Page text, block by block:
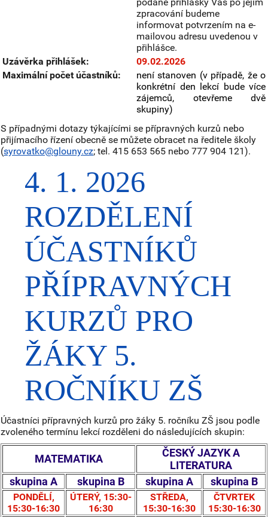
zpracování budeme
informovat potvrzením na e-
mailovou adresu uvedenou v
přihlášce.
Uzávěrka přihlášek:
09.02.2026
Maximální počet účastníků:
není stanoven (v případě, že o
konkrétní den lekcí bude více
zájemců, otevřeme dvě
skupiny)
S případnými dotazy týkajícími se přípravných kurzů nebo
přijímacího řízení obecně se můžete obracet na ředitele školy
(syrovatko@glouny.cz; tel. 415 653 565 nebo 777 904 121).
4. 1. 2026
ROZDĚLENÍ
ÚČASTNÍKŮ
PŘÍPRAVNÝCH
KURZŮ PRO
ŽÁKY 5.
ROČNÍKU ZŠ
Účastníci přípravných kurzů pro žáky 5. ročníku ZŠ jsou podle
zvoleného termínu lekcí rozděleni do následujících skupin:
MATEMATIKA
ČESKÝ JAZYK A
LITERATURA
skupina A
skupina B skupina A skupina B
PONDĚLÍ,
15:30-16:30
ÚTERÝ, 15:30-
16:30
STŘEDA,
15:30-16:30
ČTVRTEK
15:30-16:30